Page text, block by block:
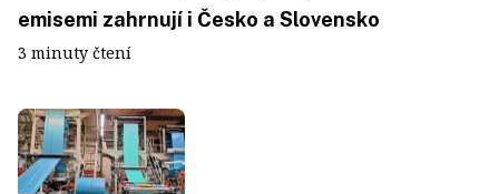
emisemi zahrnují i Česko a Slovensko
3 minuty čtení